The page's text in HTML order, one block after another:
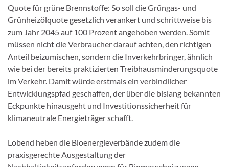
Quote für grüne Brennstoffe: So soll die Grüngas- und
Grünheizölquote gesetzlich verankert und schrittweise bis
zum Jahr 2045 auf 100 Prozent angehoben werden. Somit
müssen nicht die Verbraucher darauf achten, den richtigen
Anteil beizumischen, sondern die Inverkehrbringer, ähnlich
wie bei der bereits praktizierten Treibhausminderungsquote
im Verkehr. Damit würde erstmals ein verbindlicher
Entwicklungspfad geschaffen, der über die bislang bekannten
Eckpunkte hinausgeht und Investitionssicherheit für
klimaneutrale Energieträger schafft.
Lobend heben die Bioenergieverbände zudem die
praxisgerechte Ausgestaltung der